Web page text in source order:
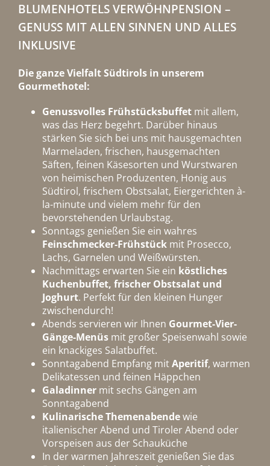
BLUMENHOTELS VERWÖHNPENSION –
GENUSS MIT ALLEN SINNEN UND ALLES
INKLUSIVE
Die ganze Vielfalt Südtirols in unserem
Gourmethotel:
Genussvolles Frühstücksbuffet mit allem,
was das Herz begehrt. Darüber hinaus
stärken Sie sich bei uns mit hausgemachten
Marmeladen, frischen, hausgemachten
Säften, feinen Käsesorten und Wurstwaren
von heimischen Produzenten, Honig aus
Südtirol, frischem Obstsalat, Eiergerichten à-
la-minute und vielem mehr für den
bevorstehenden Urlaubstag.
Sonntags genießen Sie ein wahres
Feinschmecker-Frühstück mit Prosecco,
Lachs, Garnelen und Weißwürsten.
Nachmittags erwarten Sie ein köstliches
Kuchenbuffet, frischer Obstsalat und
Joghurt. Perfekt für den kleinen Hunger
zwischendurch!
Abends servieren wir Ihnen Gourmet-Vier-
Gänge-Menüs mit großer Speisenwahl sowie
ein knackiges Salatbuffet.
Sonntagabend Empfang mitAperitif, warmen
Delikatessen und feinen Häppchen
Galadinner mit sechs Gängen am
Sonntagabend
Kulinarische Themenabendewie
italienischer Abend und Tiroler Abend oder
Vorspeisen aus der Schauküche
In der warmen Jahreszeit genießen Sie das